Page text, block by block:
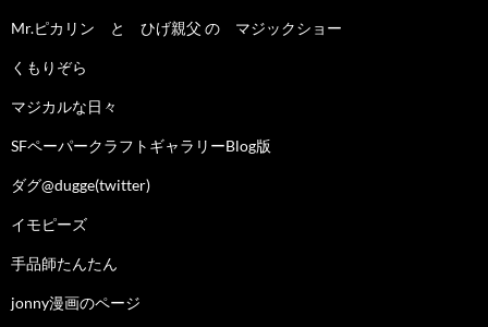
Mr.ピカリン と ひげ親父 の マジックショー
くもりぞら
マジカルな日々
SFペーパークラフトギャラリーBlog版
ダグ@dugge(twitter)
イモピーズ
手品師たんたん
jonny漫画のページ